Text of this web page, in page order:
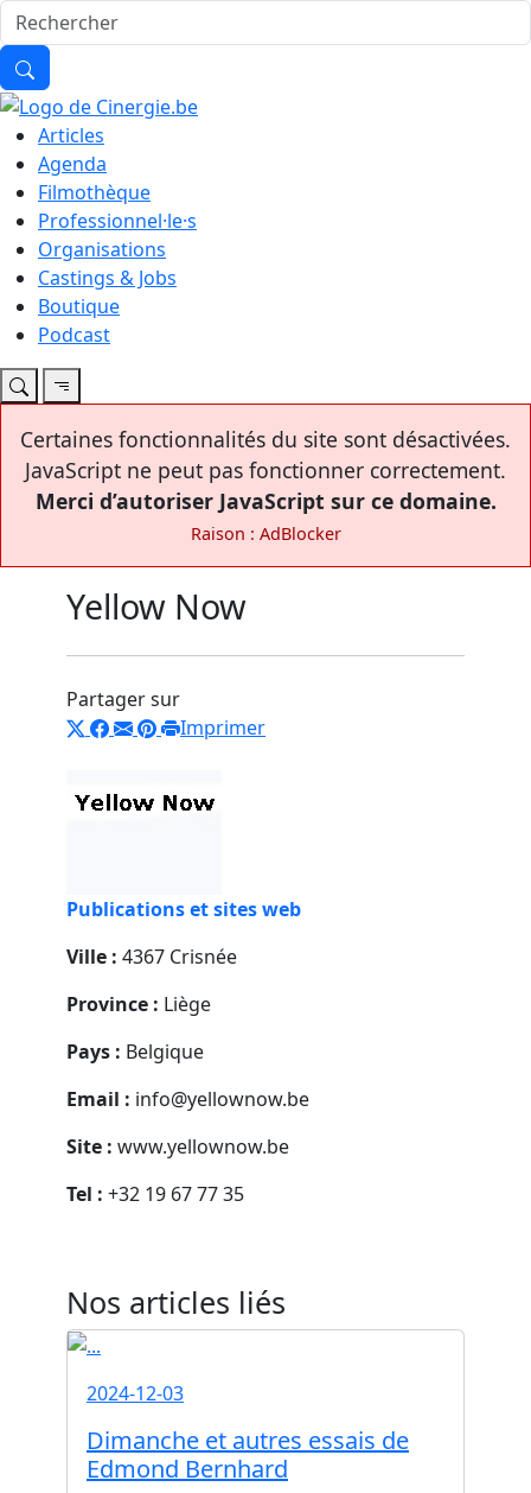
Articles
Agenda
Filmothèque
Professionnel·le·s
Organisations
Castings & Jobs
Boutique
Podcast
Certaines fonctionnalités du site sont désactivées.
JavaScript ne peut pas fonctionner correctement.
Merci d’autoriser JavaScript sur ce domaine.
Raison : AdBlocker
Yellow Now
Partager sur
Imprimer
Publications et sites web
Ville : 4367 Crisnée
Province : Liège
Pays : Belgique
Email : info@yellownow.be
Site : www.yellownow.be
Tel : +32 19 67 77 35
Nos articles liés
2024-12-03
Dimanche et autres essais de
Edmond Bernhard